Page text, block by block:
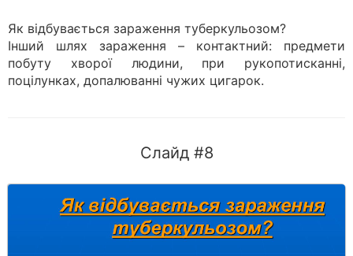
Як відбувається зараження туберкульозом?
Інший шлях зараження – контактний: предмети
побуту хворої людини, при рукопотисканні,
поцілунках, допалюванні чужих цигарок.
Слайд #8